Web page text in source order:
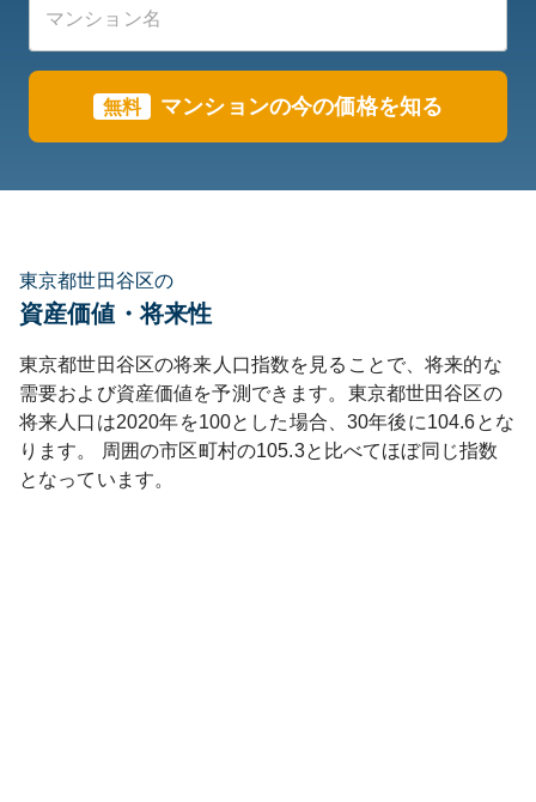
無料 マンションの今の価格を知る
東京都世田谷区の
資産価値・将来性
東京都世田谷区の将来人口指数を見ることで、将来的な
需要および資産価値を予測できます。 東京都世田谷区の
将来人口は2020年を100とした場合、30年後に104.6とな
ります。
周囲の市区町村の105.3と比べてほぼ同じ指数
となっています。